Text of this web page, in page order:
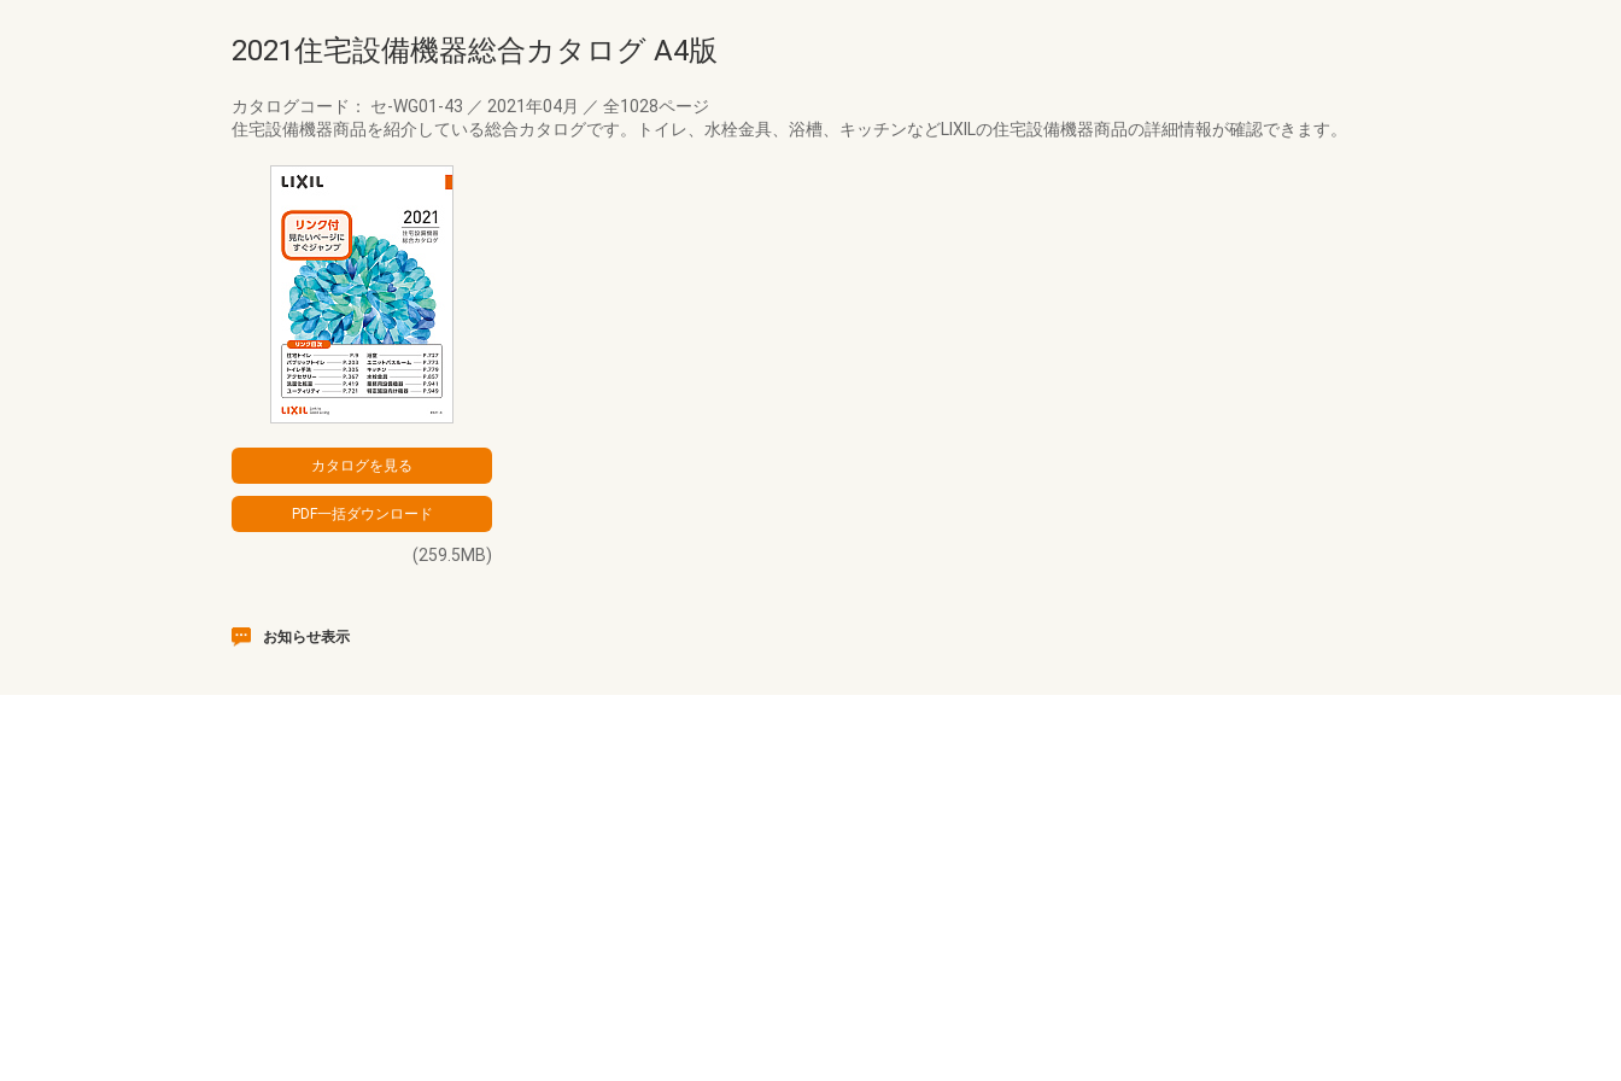
2021住宅設備機器総合カタログ A4版
カタログコード： セ-WG01-43 ／ 2021年04月 ／ 全1028ページ
住宅設備機器商品を紹介している総合カタログです。トイレ、水栓金具、浴槽、キッチンなどLIXILの住宅設備機器商品の詳細情報が確認できます。
(259.5MB)
お知らせ表示